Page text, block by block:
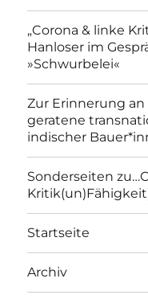
„Corona & linke
Hanloser im
»Schwurbelei«
Zur Erinnerung
geratene
indischer
Sonderseiten
Startseite
Archiv